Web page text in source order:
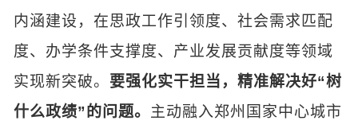
内涵建设，在思政工作引领度、社会需求匹配
度、办学条件支撑度、产业发展贡献度等领域
实现新突破。 要强化实干担当，精准解决好“树
什么政绩”的问题。 主动融入郑州国家中心城市